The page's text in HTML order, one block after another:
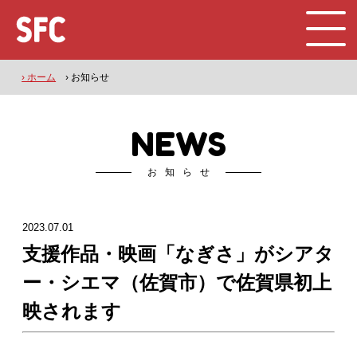
› ホーム › お知らせ
NEWS
お知らせ
2023.07.01
支援作品・映画「なぎさ」がシアタ
ー・シエマ（佐賀市）で佐賀県初上
映されます